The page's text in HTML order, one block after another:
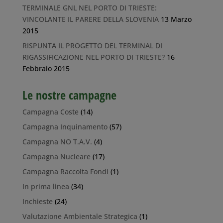
TERMINALE GNL NEL PORTO DI TRIESTE:
VINCOLANTE IL PARERE DELLA SLOVENIA 13 Marzo
2015
RISPUNTA IL PROGETTO DEL TERMINAL DI
RIGASSIFICAZIONE NEL PORTO DI TRIESTE? 16
Febbraio 2015
Le nostre campagne
Campagna Coste (14)
Campagna Inquinamento(57)
Campagna NO T.A.V. (4)
Campagna Nucleare (17)
Campagna Raccolta Fondi (1)
In prima linea (34)
Inchieste (24)
Valutazione Ambientale Strategica (1)